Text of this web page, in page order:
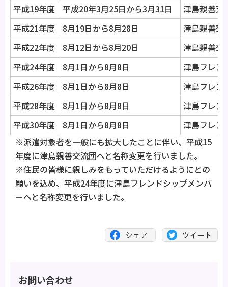
平成19年度
平成20年3月25日から3月31日
津島親善交
平成21年度
8月19日から8月28日
津島親善交
平成22年度
8月12日から8月20日
津島親善交
平成24年度
8月1日から8月8日
津島フレン
平成26年度
8月1日から8月8日
津島フレン
平成28年度
8月1日から8月8日
津島フレン
平成30年度
8月1日から8月8日
津島フレン
※派遣対象者を一般にも拡大したことに伴い、平成15
年度に津島親善交流団へと名称変更を行いました。
※住民の皆様に親しみをもっていただけるようにとの
願いを込め、平成24年度に津島フレンドシップメンバ
ーへと名称変更を行いました。
お問い合わせ